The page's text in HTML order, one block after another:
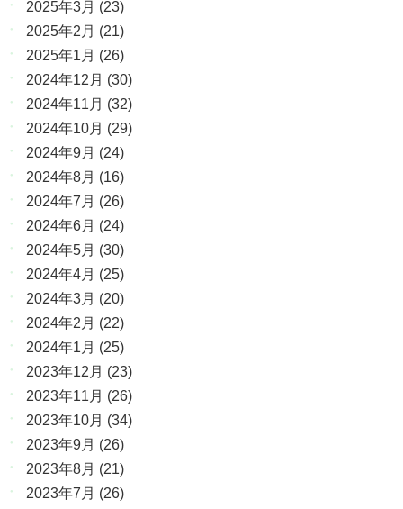
2025年3月 (23)
2025年2月 (21)
2025年1月 (26)
2024年12月 (30)
2024年11月 (32)
2024年10月 (29)
2024年9月 (24)
2024年8月 (16)
2024年7月 (26)
2024年6月 (24)
2024年5月 (30)
2024年4月 (25)
2024年3月 (20)
2024年2月 (22)
2024年1月 (25)
2023年12月 (23)
2023年11月 (26)
2023年10月 (34)
2023年9月 (26)
2023年8月 (21)
2023年7月 (26)